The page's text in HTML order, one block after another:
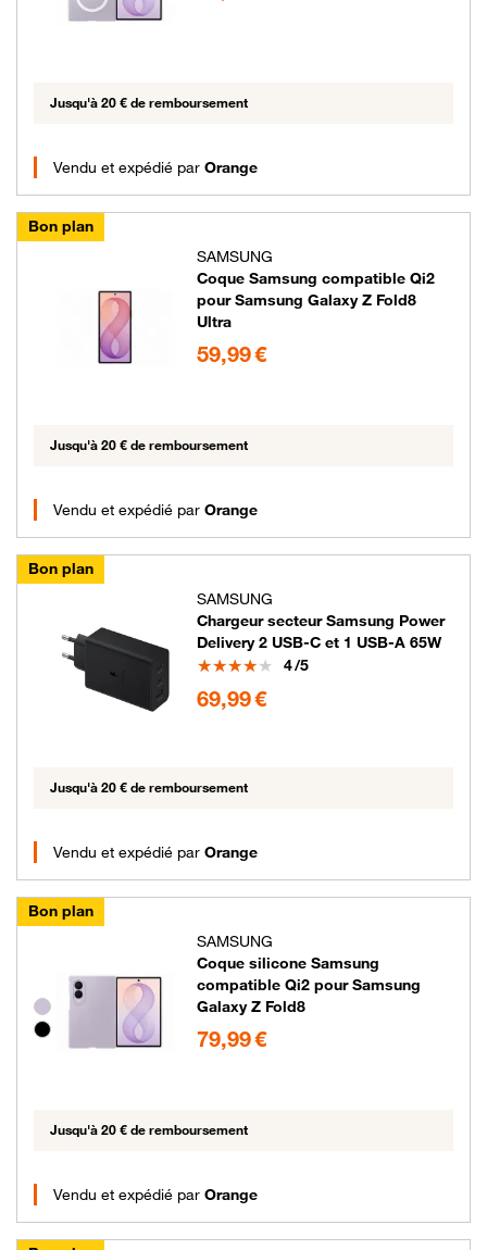
Jusqu'à 20 € de remboursement
Vendu et expédié par Orange
Bon plan
SAMSUNG
Coque Samsung compatible Qi2
pour Samsung Galaxy Z Fold8
Ultra
59,99 €
Jusqu'à 20 € de remboursement
Vendu et expédié par Orange
Bon plan
SAMSUNG
Chargeur secteur Samsung Power
Delivery 2 USB-C et 1 USB-A 65W
Note
4/5
69,99 €
Jusqu'à 20 € de remboursement
Vendu et expédié par Orange
Bon plan
Groupe de couleurs disponibles non sélectionnables
SAMSUNG
Coque silicone Samsung
compatible Qi2 pour Samsung
Galaxy Z Fold8
79,99 €
Jusqu'à 20 € de remboursement
Vendu et expédié par Orange